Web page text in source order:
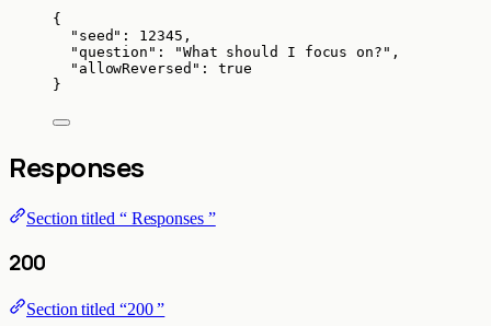
{
"seed" : 12345 ,
"question" : "What should I focus on? " ,
"allowReversed" : true
}
Responses
Section titled “ Responses ”
200
Section titled “200 ”